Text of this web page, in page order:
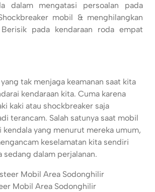
dalam mengatasi persoalan pada
mobil & menghilangkan
pada kendaraan roda empat
tak menjaga keamanan saat kita
kendaraan kita. Cuma karena
kaki atau shockbreaker saja
terancam. Salah satunya saat mobil
kendala yang menurut mereka umum,
keselamatan kita sendiri
sedang dalam perjalanan.
Mobil Area Sodonghilir